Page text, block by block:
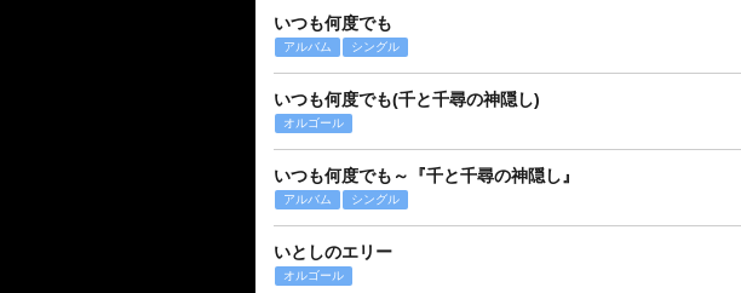
いつも何度でも
アルバム シングル
いつも何度でも(千と千尋の神隠し)
オルゴール
いつも何度でも～『千と千尋の神隠し』
アルバム シングル
いとしのエリー
オルゴール